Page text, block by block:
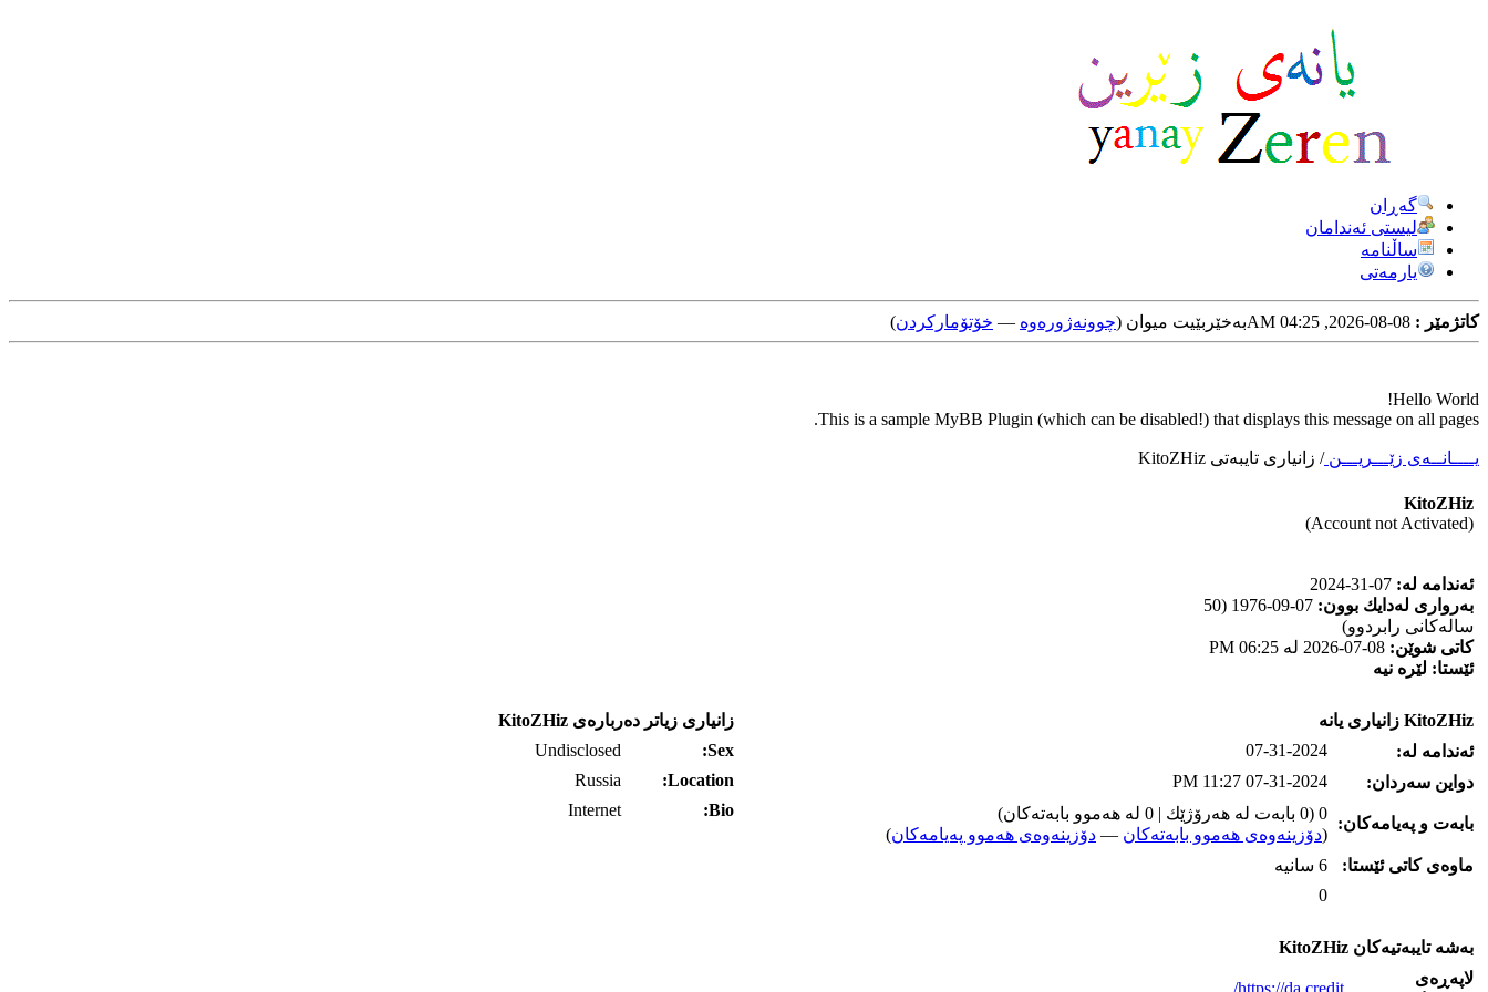
گه‌ڕان
لیستی ئه‌ندامان
ساڵنامه
یارمه‌تی
کاتژمێر : به‌خێربێیت میوان (چوونه‌ژوره‌وه‌ — خۆتۆمارکردن)
Hello World!
This is a sample MyBB Plugin (which can be disabled!) that displays this message on all pages.
یــــانــه‌ی زێـــریـــن/ زانیاری تایبه‌تی KitoZHiz
KitoZHiz
(Account not Activated)
ئه‌ندامه‌ له‌:
به‌رواری له‌دایك بوون:
07-09-1976 (50
ساله‌كانی رابردوو)
كاتی شوێن:
ئێستا: لێره‌ نیه‌
KitoZHiz زانیاری یانه‌
ئه‌ندامه‌ له‌:
07-31-2024
دواین سه‌ردان:
07-31-2024 11:27 PM
بابه‌ت و په‌یامه‌کان:
0 (0 بابه‌ت له‌ هه‌رۆژێك | 0 له‌ هه‌موو بابه‌ته‌كان)
(دۆزینه‌وه‌ی هه‌موو بابه‌ته‌کان — دۆزینه‌وه‌ی هه‌موو په‌یامه‌کان)
ماوه‌ی كاتی ئێستا:
6 سانیه‌
0
به‌شه‌ تایبه‌تیه‌کان KitoZHiz
لاپه‌ڕه‌ی
https://da.credit/
زانیاری زیاتر ده‌رباره‌ی KitoZHiz
Sex:
Undisclosed
Location:
Russia
Bio:
Internet